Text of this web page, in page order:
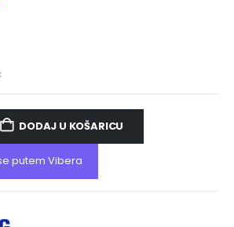
DODAJ U KOŠARICU
putem Vibera